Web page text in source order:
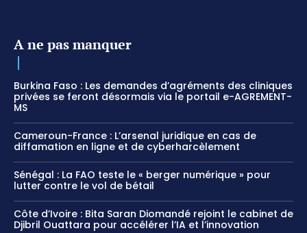
A ne pas manquer
Burkina Faso : Les demandes d’agréments des cliniques
privées se feront désormais via le portail e-AGREMENT-
MS
Cameroun-France : L’arsenal juridique en cas de
diffamation en ligne et de cyberharcèlement
Sénégal : La FAO teste le « berger numérique » pour
lutter contre le vol de bétail
Côte d’Ivoire : Bita Saran Diomandé rejoint le cabinet de
Djibril Ouattara pour accélérer l’IA et l’innovation